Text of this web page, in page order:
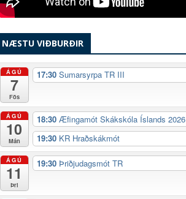
NÆSTU VIÐBURÐIR
ÁGÚ
7
Fös
17:30 Sumarsyrpa TR III
ÁGÚ
10
Mán
18:30 Æfingamót Skákskóla Íslands 2026
19:30 KR Hraðskákmót
ÁGÚ
11
Þri
19:30 Þriðjudagsmót TR